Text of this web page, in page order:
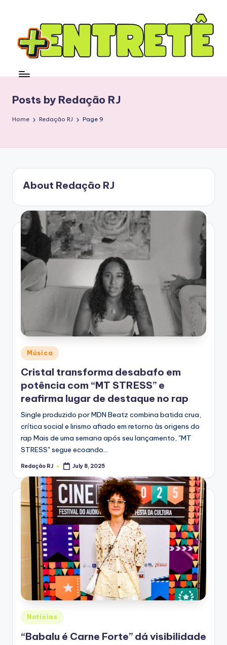
Posts by Redação RJ
Home Redação RJ Page 9
About Redação RJ
Posted
in
Música
Cristal transforma desabafo em
potência com “MT STRESS” e
reafirma lugar de destaque no rap
Single produzido por MDN Beatz combina batida crua,
crítica social e lirismo afiado em retorno às origens do
rap Mais de uma semana após seu lançamento, "MT
STRESS" segue ecoando…
Posted
Redação RJ July 8, 2025
Posted
in
Notícias
“Babalu é Carne Forte” dá visibilidade